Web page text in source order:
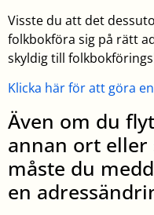
Visste du att det
folkbokföra sig på rätt
skyldig till
Klicka här för att göra
Även om du
annan ort eller
måste du
en